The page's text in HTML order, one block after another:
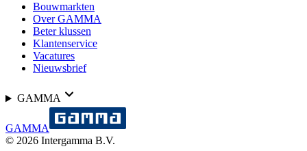
Bouwmarkten
Over GAMMA
Beter klussen
Klantenservice
Vacatures
Nieuwsbrief
GAMMA
GAMMA
© 2026 Intergamma B.V.